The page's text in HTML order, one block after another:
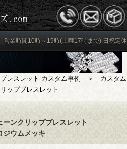
営業時間10時～19時(土曜17時まで) 日祝定休
ブレスレット カスタム事例
＞ カスタム
ップブレスレット
ーンクリップブレスレット
ジウムメッキ